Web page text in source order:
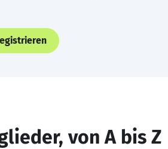
von A bis Z